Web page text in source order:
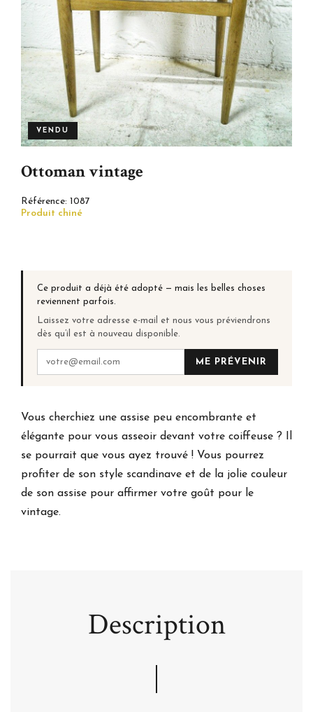
VENDU
Ottoman vintage
Référence: 1087
Produit chiné
Ce produit a déjà été adopté — mais les belles choses
reviennent parfois.
Laissez votre adresse e-mail et nous vous préviendrons
dès qu’il est à nouveau disponible.
ME PRÉVENIR
Vous cherchiez une assise peu encombrante et
élégante pour vous asseoir devant votre coiffeuse ? Il
se pourrait que vous ayez trouvé ! Vous pourrez
profiter de son style scandinave et de la jolie couleur
de son assise pour affirmer votre goût pour le
vintage.
Description